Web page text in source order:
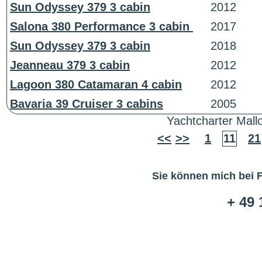
Sun Odyssey 379 3 cabin
2012
Salona 380 Performance 3 cabin
2017
Sun Odyssey 379 3 cabin
2018
Jeanneau 379 3 cabin
2012
Lagoon 380 Catamaran 4 cabin
2012
Bavaria 39 Cruiser 3 cabins
2005
Yachtcharter
<< >> 1 11 21
Sie können mich bei
+ 49